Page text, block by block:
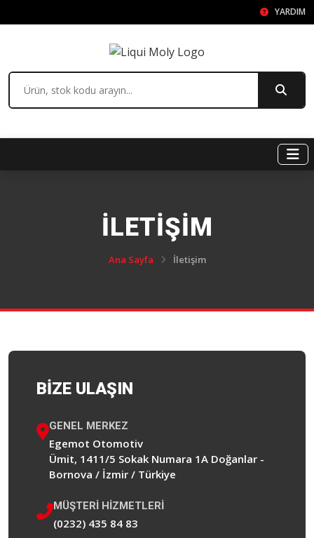
YARDIM
İLETIŞIM
Ana Sayfa İletişim
BIZE ULAŞIN
GENEL MERKEZ
Egemot Otomotiv
Ümit, 1411/5 Sokak Numara 1A Doğanlar -
Bornova / İzmir / Türkiye
MÜŞTERI HIZMETLERI
(0232) 435 84 83